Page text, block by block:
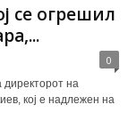
се огрешил
0
на
кој е надлежен на